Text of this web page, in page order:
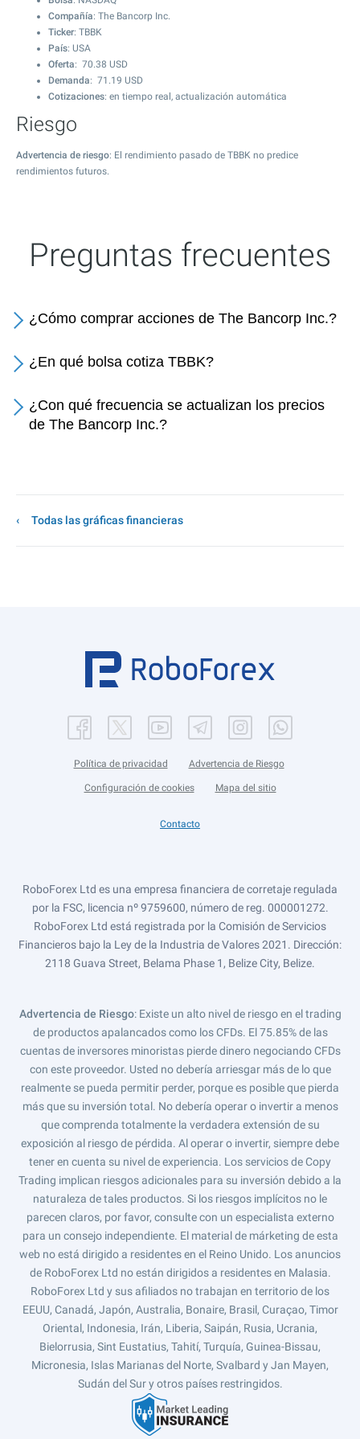
Compañía: The Bancorp Inc.
Ticker: TBBK
País: USA
Oferta: 70.38 USD
Demanda: 71.19 USD
Cotizaciones: en tiempo real, actualización automática
Riesgo
Advertencia de riesgo: El rendimiento pasado de TBBK no predice
rendimientos futuros.
Preguntas frecuentes
¿Cómo comprar acciones de The Bancorp Inc.?
¿En qué bolsa cotiza TBBK?
¿Con qué frecuencia se actualizan los precios
de The Bancorp Inc.?
Todas las gráficas financieras
Política de privacidad Advertencia de Riesgo
Configuración de cookies Mapa del sitio
Contacto
RoboForex Ltd es una empresa financiera de corretaje regulada
por la FSC, licencia nº 9759600, número de reg. 000001272.
RoboForex Ltd está registrada por la Comisión de Servicios
Financieros bajo la Ley de la Industria de Valores 2021. Dirección:
2118 Guava Street, Belama Phase 1, Belize City, Belize.
Advertencia de Riesgo: Existe un alto nivel de riesgo en el trading
de productos apalancados como los CFDs. El 75.85% de las
cuentas de inversores minoristas pierde dinero negociando CFDs
con este proveedor. Usted no debería arriesgar más de lo que
realmente se pueda permitir perder, porque es posible que pierda
más que su inversión total. No debería operar o invertir a menos
que comprenda totalmente la verdadera extensión de su
exposición al riesgo de pérdida. Al operar o invertir, siempre debe
tener en cuenta su nivel de experiencia. Los servicios de Copy
Trading implican riesgos adicionales para su inversión debido a la
naturaleza de tales productos. Si los riesgos implícitos no le
parecen claros, por favor, consulte con un especialista externo
para un consejo independiente. El material de márketing de esta
web no está dirigido a residentes en el Reino Unido. Los anuncios
de RoboForex Ltd no están dirigidos a residentes en Malasia.
RoboForex Ltd y sus afiliados no trabajan en territorio de los
EEUU, Canadá, Japón, Australia, Bonaire, Brasil, Curaçao, Timor
Oriental, Indonesia, Irán, Liberia, Saipán, Rusia, Ucrania,
Bielorrusia, Sint Eustatius, Tahití, Turquía, Guinea-Bissau,
Micronesia, Islas Marianas del Norte, Svalbard y Jan Mayen,
Sudán del Sur y otros países restringidos.